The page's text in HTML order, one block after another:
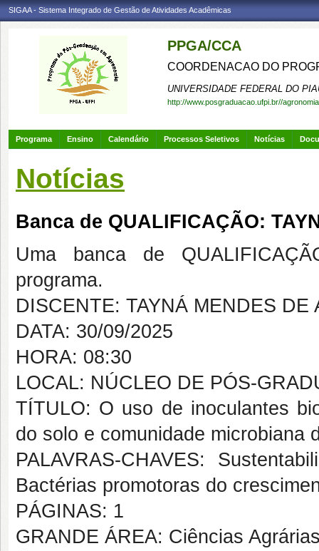
SIGAA - Sistema Integrado de Gestão de Atividades Acadêmicas
PPGA/CCA
COORDENACAO DO
UNIVERSIDADE FEDERAL DO
http://www.posgraduacao.ufpi.br//agronomia
Programa Ensino Calendário Processos Seletivos Notícias
Notícias
Banca de QUALIFICAÇÃO:
Uma banca de
programa.
DISCENTE: TAYNÁ MENDES DE
DATA: 30/09/2025
HORA: 08:30
LOCAL: NÚCLEO DE PÓS-
TÍTULO: O uso de inoculantes
do solo e comunidade microbiana
PALAVRAS-CHAVES:
Bactérias promotoras do
PÁGINAS: 1
GRANDE ÁREA: Ciências